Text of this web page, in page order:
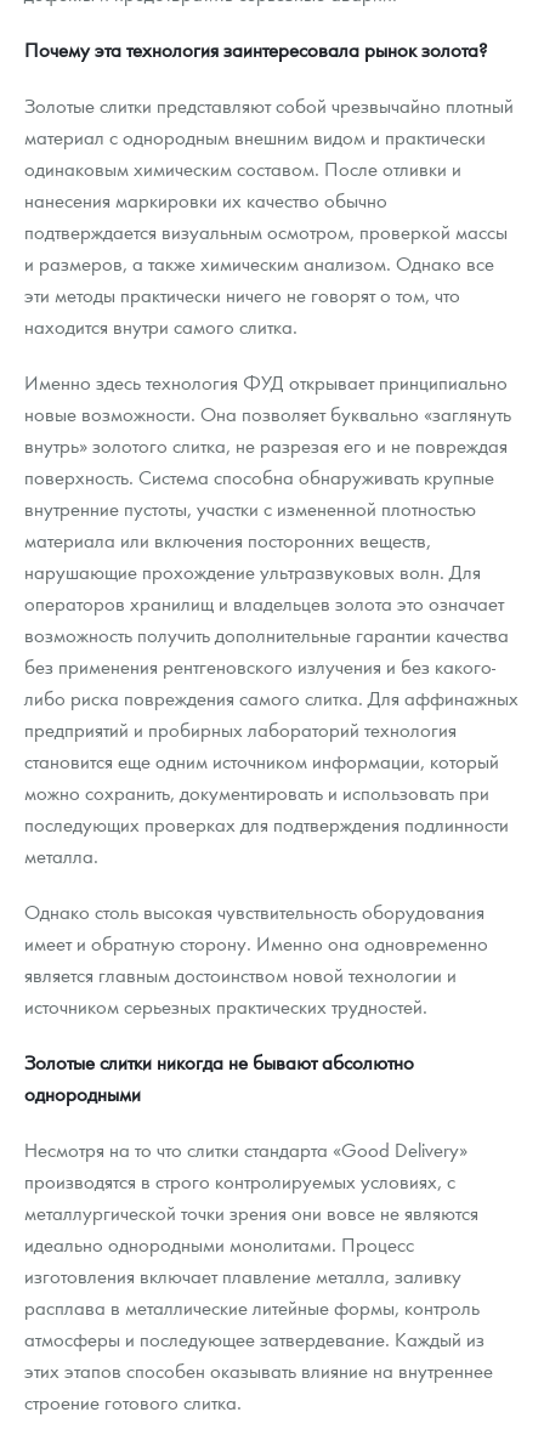
Почему эта технология заинтересовала рынок золота?
Золотые слитки представляют собой чрезвычайно плотный
материал с однородным внешним видом и практически
одинаковым химическим составом. После отливки и
нанесения маркировки их качество обычно
подтверждается визуальным осмотром, проверкой массы
и размеров, а также химическим анализом. Однако все
эти методы практически ничего не говорят о том, что
находится внутри самого слитка.
Именно здесь технология ФУД открывает принципиально
новые возможности. Она позволяет буквально «заглянуть
внутрь» золотого слитка, не разрезая его и не повреждая
поверхность. Система способна обнаруживать крупные
внутренние пустоты, участки с измененной плотностью
материала или включения посторонних веществ,
нарушающие прохождение ультразвуковых волн. Для
операторов хранилищ и владельцев золота это означает
возможность получить дополнительные гарантии качества
без применения рентгеновского излучения и без какого-
либо риска повреждения самого слитка. Для аффинажных
предприятий и пробирных лабораторий технология
становится еще одним источником информации, который
можно сохранить, документировать и использовать при
последующих проверках для подтверждения подлинности
металла.
Однако столь высокая чувствительность оборудования
имеет и обратную сторону. Именно она одновременно
является главным достоинством новой технологии и
источником серьезных практических трудностей.
Золотые слитки никогда не бывают абсолютно
однородными
Несмотря на то что слитки стандарта «Good Delivery»
производятся в строго контролируемых условиях, с
металлургической точки зрения они вовсе не являются
идеально однородными монолитами. Процесс
изготовления включает плавление металла, заливку
расплава в металлические литейные формы, контроль
атмосферы и последующее затвердевание. Каждый из
этих этапов способен оказывать влияние на внутреннее
строение готового слитка.